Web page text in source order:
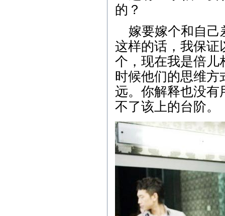
的？
嫁要嫁个和自己
这样的话，我保证
个，现在我是倍儿
时候他们的思维方
远。你解释也没有
不了该上的台阶。